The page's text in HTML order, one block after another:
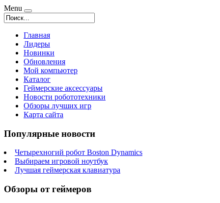
Menu
Главная
Лидеры
Новинки
Обновления
Мой компьютер
Каталог
Геймерские аксессуары
Новости робототехники
Обзоры лучших игр
Карта сайта
Популярные новости
Четырехногий робот Boston Dynamics
Выбираем игровой ноутбук
Лучшая геймерская клавиатура
Обзоры от геймеров